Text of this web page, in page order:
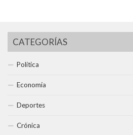
CATEGORÍAS
Política
Economía
Deportes
Crónica